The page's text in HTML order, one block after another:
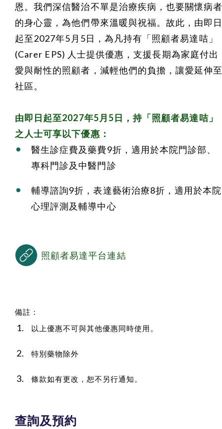
恩。我們深信醫治不單是治療疾病，也要關懷病
的身心靈，為他們帶來溫暖與祝福。故此， 由即
起至2027年5月5日 ，為凡持有「照顧者易達咭」
(Carer EPS) 人士提供優惠，支援長期為家庭付出
愛與耐性的照顧者，減輕他們的負擔，讓愛延伸
社區。
由即日起至2027年5月5日，持「照顧者易達咭」
之人士可享以下優惠：
醫生診症費及藥費9折，適用於本院門診部、
專科門診及中醫門診
輔導諮詢9折，表達藝術治療8折，適用於本院
心理評測及輔導中心
照顧者易達平台連結
備註：
以上優惠不可與其他優惠同時使用。
特別藥物除外
條款如有更改，恕不另行通知。
查詢及預約